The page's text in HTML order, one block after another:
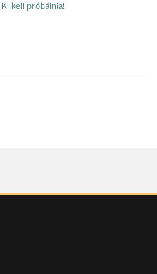
Ki kell próbálnia!